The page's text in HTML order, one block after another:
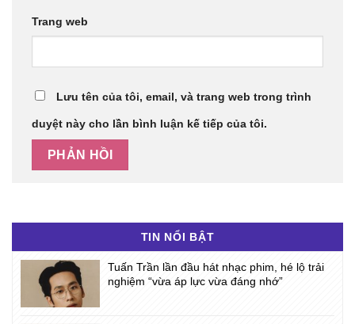
Trang web
Lưu tên của tôi, email, và trang web trong trình
duyệt này cho lần bình luận kế tiếp của tôi.
TIN NỔI BẬT
Tuấn Trần lần đầu hát nhạc phim, hé lộ trải
nghiệm “vừa áp lực vừa đáng nhớ”